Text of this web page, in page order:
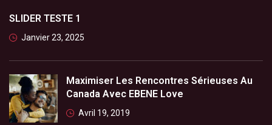
SLIDER TESTE 1
Janvier 23, 2025
Maximiser Les Rencontres Sérieuses Au
Canada Avec EBENE Love
Avril 19, 2019